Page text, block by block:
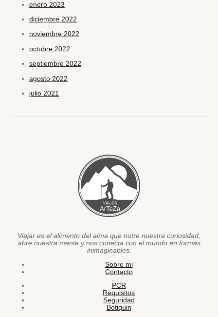
enero 2023
diciembre 2022
noviembre 2022
octubre 2022
septiembre 2022
agosto 2022
julio 2021
Viajar es el alimento del alma que nutre nuestra curiosidad,
abre nuestra mente y nos conecta con el mundo en formas
inimaginables.
Sobre mi
Contacto
PCR
Requisitos
Seguridad
Botiquin